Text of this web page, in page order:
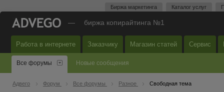
Биржа маркетинга Каталог услуг
— биржа копирайтинга №1
Работа в интернете Заказчику Магазин статей Сервис
Все форумы Новые сообщения
Адвего Форум Все форумы Разное Свободная тема